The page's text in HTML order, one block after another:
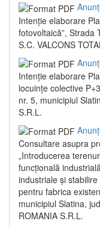
Intenție elaborare
fotovoltaică”, Strada
S.C. VALCONS
Intenție elaborare
locuințe colective
nr. 5, municipiul
S.R.L.
Consultare asupra
„Introducerea
funcțională
industriale și
pentru fabrica
municipiul Slatina,
ROMANIA S.R.L.